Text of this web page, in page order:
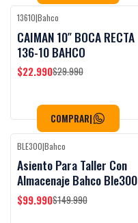
-23%OFF
13610|Bahco
CAIMAN 10″ BOCA RECTA
136-10 BAHCO
$22.990$29.990
COMPRAR|
-33%OFF
BLE300|Bahco
Asiento Para Taller Con
Almacenaje Bahco Ble300
$99.990$149.990